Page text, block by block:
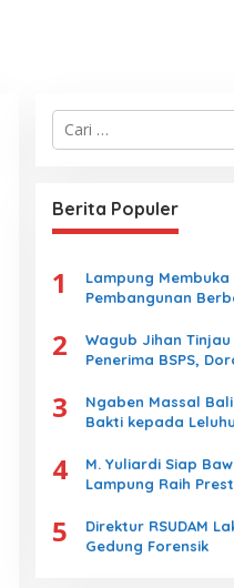
C
u
n
t
k
Berita Populer
1
Lampung
Pembangunan
AI
2
Wagub Jihan Tinjau
Penerima BSPS,
Aspirasi
3
Ngaben Massal
Bakti kepada
4
M. Yuliardi Siap
Lampung Raih
5
Direktur RSUDAM
Gedung Forensik